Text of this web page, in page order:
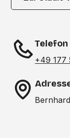
Telefon
+49 177